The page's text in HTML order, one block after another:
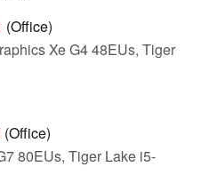
(Office)
Xe G4 48EUs, Tiger
(Office)
80EUs, Tiger Lake i5-